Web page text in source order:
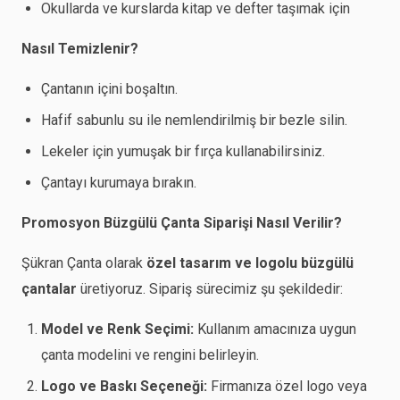
Okullarda ve kurslarda kitap ve defter taşımak için
Nasıl Temizlenir?
Çantanın içini boşaltın.
Hafif sabunlu su ile nemlendirilmiş bir bezle silin.
Lekeler için yumuşak bir fırça kullanabilirsiniz.
Çantayı kurumaya bırakın.
Promosyon Büzgülü Çanta Siparişi Nasıl Verilir?
Şükran Çanta olarak özel tasarım ve logolu büzgülü
çantalar üretiyoruz. Sipariş sürecimiz şu şekildedir:
Model ve Renk Seçimi: Kullanım amacınıza uygun
çanta modelini ve rengini belirleyin.
Logo ve Baskı Seçeneği: Firmanıza özel logo veya